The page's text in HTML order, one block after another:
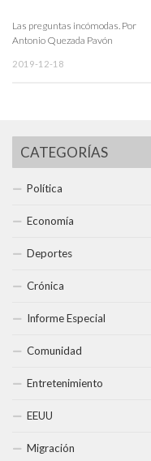
Las preguntas incómodas. Por
Antonio Quezada Pavón
2019-12-18
CATEGORÍAS
Política
Economía
Deportes
Crónica
Informe Especial
Comunidad
Entretenimiento
EEUU
Migración